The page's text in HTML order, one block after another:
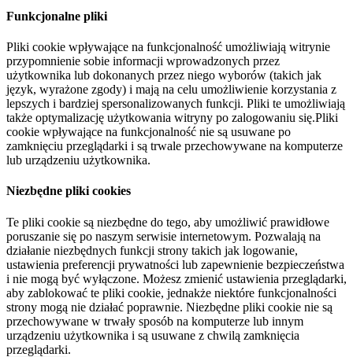
Funkcjonalne pliki
Pliki cookie wpływające na funkcjonalność umożliwiają witrynie
przypomnienie sobie informacji wprowadzonych przez
użytkownika lub dokonanych przez niego wyborów (takich jak
język, wyrażone zgody) i mają na celu umożliwienie korzystania z
lepszych i bardziej spersonalizowanych funkcji. Pliki te umożliwiają
także optymalizację użytkowania witryny po zalogowaniu się.Pliki
cookie wpływające na funkcjonalność nie są usuwane po
zamknięciu przeglądarki i są trwale przechowywane na komputerze
lub urządzeniu użytkownika.
Niezbędne pliki cookies
Te pliki cookie są niezbędne do tego, aby umożliwić prawidłowe
poruszanie się po naszym serwisie internetowym. Pozwalają na
działanie niezbędnych funkcji strony takich jak logowanie,
ustawienia preferencji prywatności lub zapewnienie bezpieczeństwa
i nie mogą być wyłączone. Możesz zmienić ustawienia przeglądarki,
aby zablokować te pliki cookie, jednakże niektóre funkcjonalności
strony mogą nie działać poprawnie. Niezbędne pliki cookie nie są
przechowywane w trwały sposób na komputerze lub innym
urządzeniu użytkownika i są usuwane z chwilą zamknięcia
przeglądarki.